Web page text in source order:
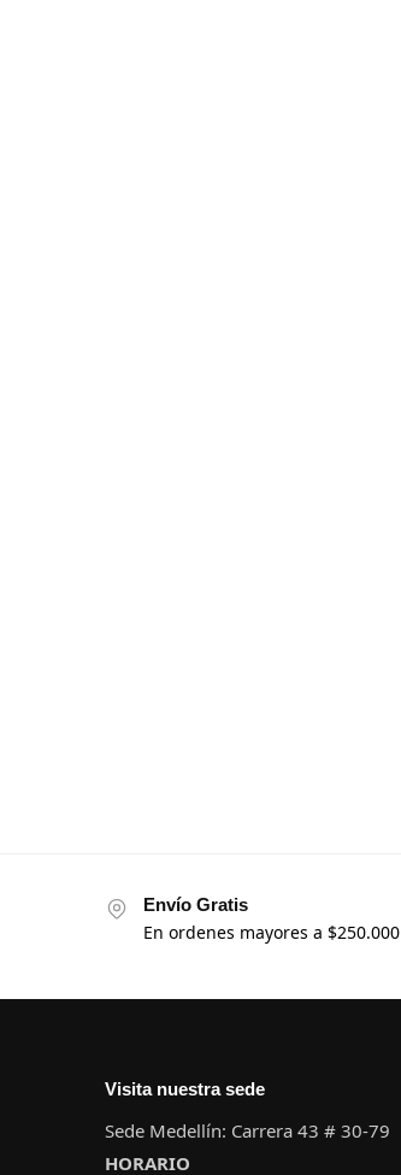
Envío Gratis
En ordenes mayores a $250.000
Visita nuestra sede
Sede Medellín: Carrera 43 # 30-79
HORARIO